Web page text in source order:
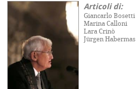
Articoli di:
Giancarlo Bosetti
Marina Calloni
Lara Crinò
Jürgen Habermas